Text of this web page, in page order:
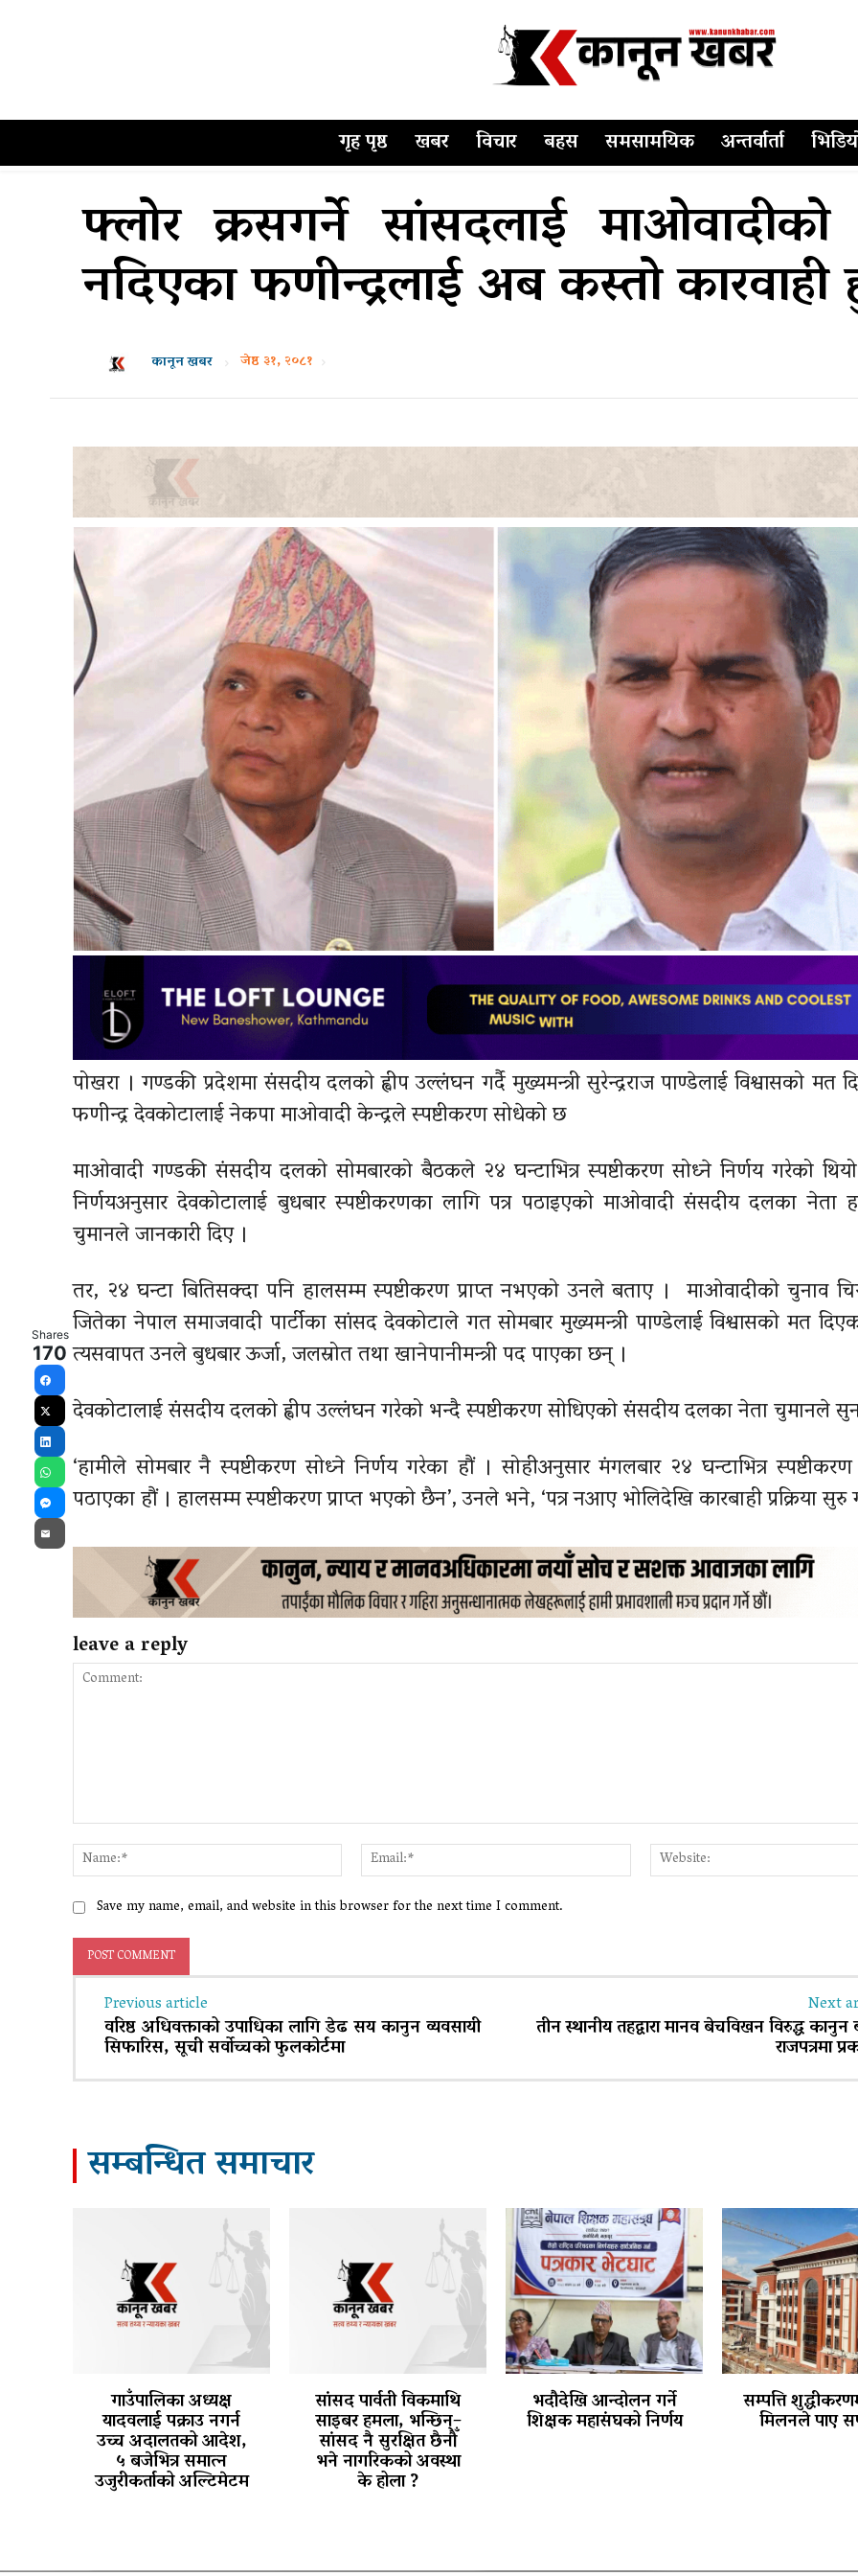
गृह पृष्ठ खबर विचार बहस समसामयिक अन्तर्वार्ता
फ्लोर क्रसगर्ने सांसदलाई
नदिएका फणीन्द्रलाई अब कस्तो कारवाही
कानून खबर जेष्ठ ३१, २०८१
पोखरा । गण्डकी प्रदेशमा संसदीय दलको ह्वीप उल्लंघन गर्दै मुख्यमन्त्री सुरेन्द्रराज पाण्डेलाई विश्वासको मत
फणीन्द्र देवकोटालाई नेकपा माओवादी केन्द्रले स्पष्टीकरण सोधेको छ
माओवादी गण्डकी संसदीय दलको सोमबारको बैठकले २४ घन्टाभित्र स्पष्टीकरण सोध्ने निर्णय गरेको
निर्णयअनुसार देवकोटालाई बुधबार स्पष्टीकरणका लागि पत्र पठाइएको माओवादी संसदीय दलका नेता
चुमानले जानकारी दिए ।
तर, २४ घन्टा बितिसक्दा पनि हालसम्म स्पष्टीकरण प्राप्त नभएको उनले बताए । माओवादीको चुनाव
जितेका नेपाल समाजवादी पार्टीका सांसद देवकोटाले गत सोमबार मुख्यमन्त्री पाण्डेलाई विश्वासको मत
त्यसवापत उनले बुधबार ऊर्जा, जलस्रोत तथा खानेपानीमन्त्री पद पाएका छन् ।
देवकोटालाई संसदीय दलको ह्वीप उल्लंघन गरेको भन्दै स्पष्टीकरण सोधिएको संसदीय दलका नेता चुमानले
‘हामीले सोमबार नै स्पष्टीकरण सोध्ने निर्णय गरेका हौं । सोहीअनुसार मंगलबार २४ घन्टाभित्र स्पष्टीकरण
पठाएका हौं । हालसम्म स्पष्टीकरण प्राप्त भएको छैन’, उनले भने, ‘पत्र नआए भोलिदेखि कारबाही प्रक्रिया सुरु
leave a reply
Name:*
Email:*
Save my name, email, and website in this browser for the next time I comment.
Previous article
वरिष्ठ अधिवक्ताको उपाधिका लागि डेढ सय कानुन व्यवसायी
सिफारिस, सूची सर्वोच्चको फुलकोर्टमा
Next
तीन स्थानीय तहद्वारा मानव बेचविखन विरुद्ध कानुन
राजपत्रमा
सम्बन्धित समाचार
गाउँपालिका अध्यक्ष
यादवलाई पक्राउ नगर्न
उच्च अदालतको आदेश,
५ बजेभित्र समात्न
उजुरीकर्ताको अल्टिमेटम
सांसद पार्वती विकमाथि
साइबर हमला, भन्छिन्–
सांसद नै सुरक्षित छैनौँ
भने नागरिकको अवस्था
के होला ?
भदौदेखि आन्दोलन गर्ने
शिक्षक महासंघको निर्णय
सम्पत्ति
मिलनले पाए
Shares
170
Facebook
X
LinkedIn
WhatsApp
Messenger
Email